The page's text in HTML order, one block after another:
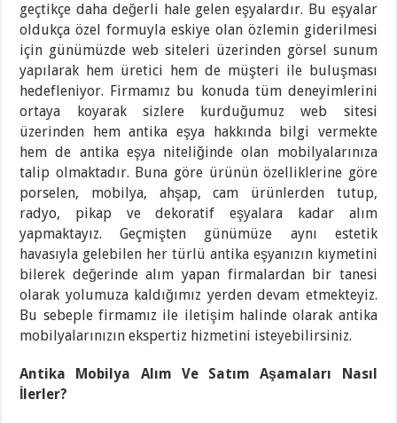
geçtikçe daha değerli hale gelen eşyalardır. Bu eşyalar
oldukça özel formuyla eskiye olan özlemin giderilmesi
için günümüzde web siteleri üzerinden görsel sunum
yapılarak hem üretici hem de müşteri ile buluşması
hedefleniyor. Firmamız bu konuda tüm deneyimlerini
ortaya koyarak sizlere kurduğumuz web sitesi
üzerinden hem antika eşya hakkında bilgi vermekte
hem de antika eşya niteliğinde olan mobilyalarınıza
talip olmaktadır. Buna göre ürünün özelliklerine göre
porselen, mobilya, ahşap, cam ürünlerden tutup,
radyo, pikap ve dekoratif eşyalara kadar alım
yapmaktayız. Geçmişten günümüze aynı estetik
havasıyla gelebilen her türlü antika eşyanızın kıymetini
bilerek değerinde alım yapan firmalardan bir tanesi
olarak yolumuza kaldığımız yerden devam etmekteyiz.
Bu sebeple firmamız ile iletişim halinde olarak antika
mobilyalarınızın ekspertiz hizmetini isteyebilirsiniz.
Antika Mobilya Alım Ve Satım Aşamaları Nasıl
İlerler?